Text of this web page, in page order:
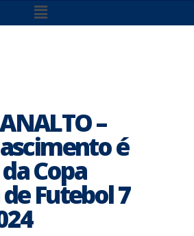
–
é
Copa
Futebol 7